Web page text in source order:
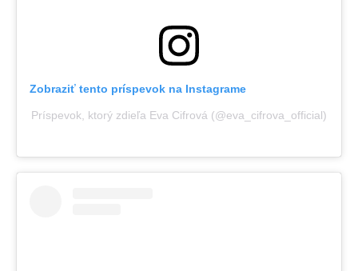
Zobraziť tento príspevok na Instagrame
Príspevok, ktorý zdieľa Eva Cifrová (@eva_cifrova_official)